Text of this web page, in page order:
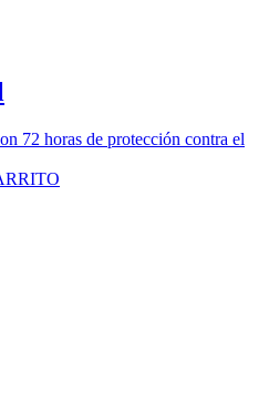
72 horas de protección contra el